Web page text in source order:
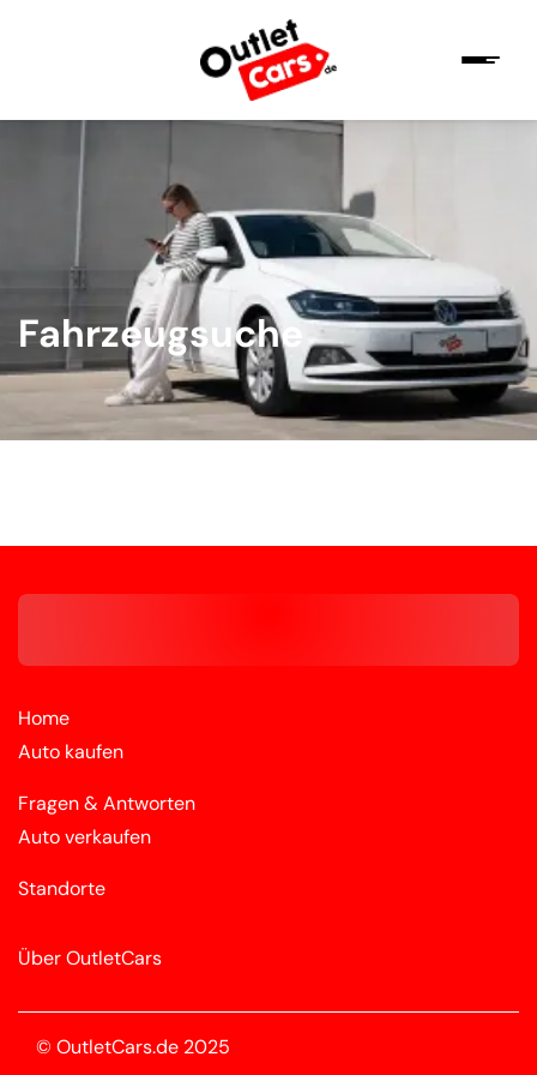
Fahrzeugsuche
Home
Auto kaufen
Fragen & Antworten
Auto verkaufen
Standorte
Über OutletCars
© OutletCars.de 2025